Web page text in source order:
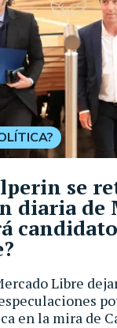
Libre
en la mira de
se
diaria de